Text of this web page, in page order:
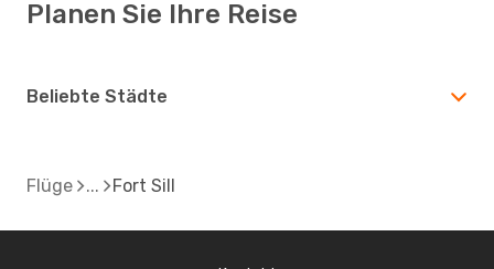
Planen Sie Ihre Reise
Beliebte Städte
Flüge Fort Sill